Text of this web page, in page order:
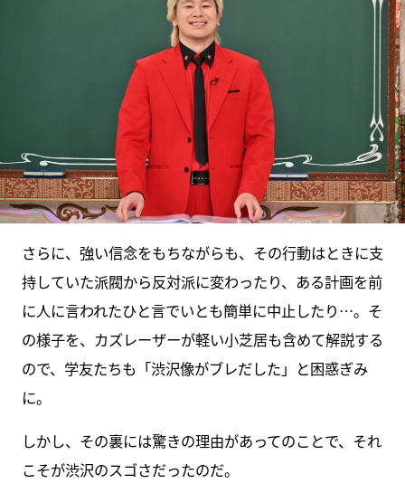
さらに、強い信念をもちながらも、その行動はときに支
持していた派閥から反対派に変わったり、ある計画を前
に人に言われたひと言でいとも簡単に中止したり…。そ
の様子を、カズレーザーが軽い小芝居も含めて解説する
ので、学友たちも「渋沢像がブレだした」と困惑ぎみ
に。
しかし、その裏には驚きの理由があってのことで、それ
こそが渋沢のスゴさだったのだ。